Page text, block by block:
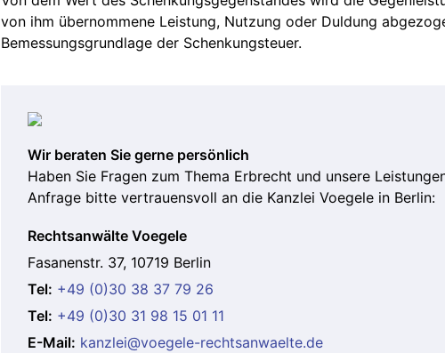
von ihm übernommene Leistung, Nutzung oder Duldung
Bemessungsgrundlage der Schenkungsteuer.
Wir beraten Sie gerne persönlich
Haben Sie Fragen zum Thema Erbrecht und unsere
Anfrage bitte vertrauensvoll an die Kanzlei Voegele in Berlin:
Rechtsanwälte Voegele
Fasanenstr. 37, 10719 Berlin
Tel: +49 (0)30 38 37 79 26
Tel: +49 (0)30 31 98 15 01 11
E-Mail: kanzlei@voegele-rechtsanwaelte.de